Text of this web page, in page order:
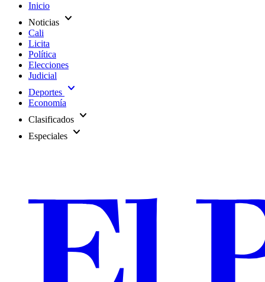
Inicio
Noticias expand_more
Cali
Licita
Política
Elecciones
Judicial
Deportes expand_more
Economía
Clasificados expand_more
Especiales expand_more